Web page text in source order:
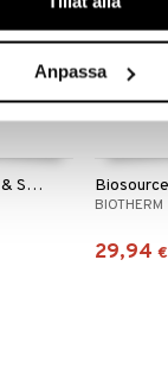
Anpassa
Biosource Hydrating & Softening Toner - Dry Skin
BIOTHERM
29,94 €